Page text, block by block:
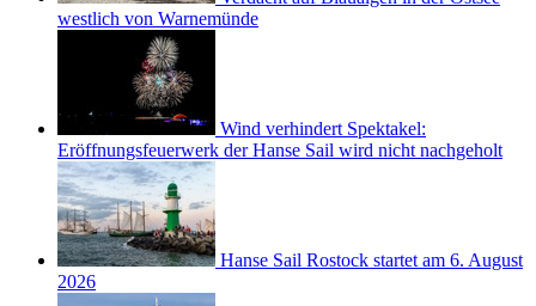
westlich von Warnemünde
Wind verhindert Spektakel:
Eröffnungsfeuerwerk der Hanse Sail wird nicht nachgeholt
Hanse Sail Rostock startet am 6. August
2026